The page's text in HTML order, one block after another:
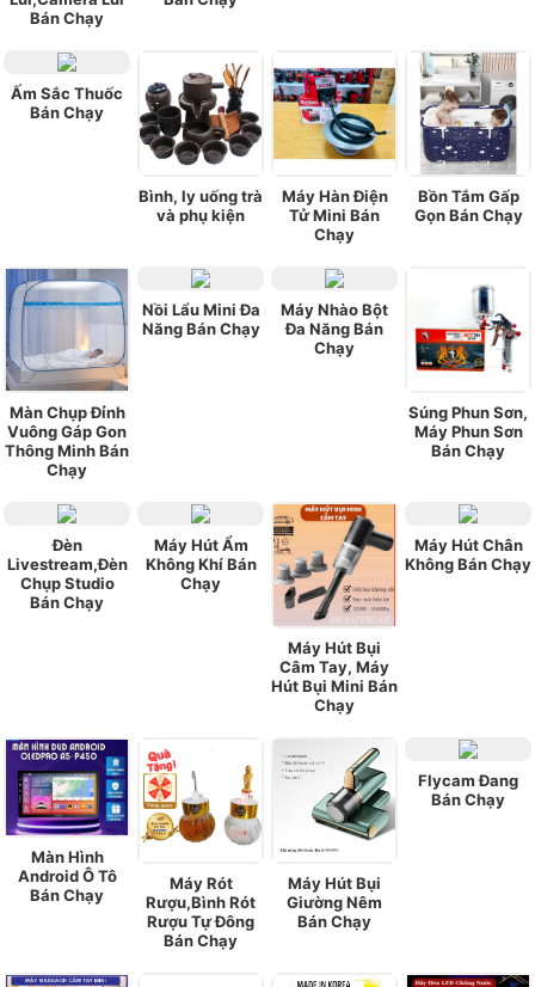
Bán Chạy
Ấm Sắc Thuốc
Bán Chạy
Bình, ly uống trà
và phụ kiện
Máy Hàn Điện
Tử Mini Bán
Chạy
Bồn Tắm Gấp
Gọn Bán Chạy
Màn Chụp Đỉnh
Vuông Gáp Gon
Thông Minh Bán
Chạy
Nồi Lẩu Mini Đa
Năng Bán Chạy
Máy Nhào Bột
Đa Năng Bán
Chạy
Súng Phun Sơn,
Máy Phun Sơn
Bán Chạy
Đèn
Livestream,Đèn
Chụp Studio
Bán Chạy
Máy Hút Ẩm
Không Khí Bán
Chạy
Máy Hút Bụi
Câm Tay, Máy
Hút Bụi Mini Bán
Chạy
Máy Hút Chân
Không Bán Chạy
Màn Hình
Android Ô Tô
Bán Chạy
Máy Rót
Rượu,Bình Rót
Rượu Tự Đông
Bán Chạy
Máy Hút Bụi
Giường Nêm
Bán Chạy
Flycam Đang
Bán Chạy